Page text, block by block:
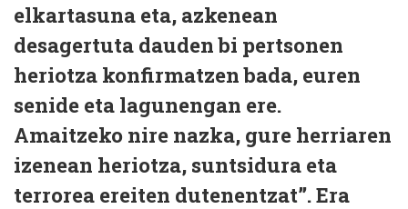
elkartasuna eta, azkenean
desagertuta dauden bi pertsonen
heriotza konfirmatzen bada, euren
senide eta lagunengan ere.
Amaitzeko nire nazka, gure herriaren
izenean heriotza, suntsidura eta
terrorea ereiten dutenentzat”. Era